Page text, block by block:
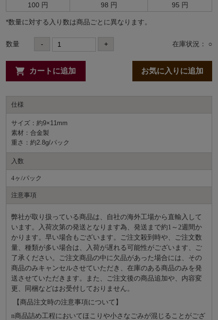
100 円
98 円 95 円
*数量に対する⼊り数は商品ごとに異なります。
数量 - + 在庫状況： ○
カートに追加 お気に入りに追加
仕様
サイズ：約9×11mm
素材：合金製
重さ：約2.8g/パック
入数
4ヶ/パック
注意事項
弊社が取り扱っている商品は、自社の海外工場から直輸入して
います。入荷次第の発送となります為、発送まで約1～2週間か
かります。早い場合もございます。ご注文殺到時や、ご注文数
量、種類が多い場合は、入荷が遅れる可能性がございます、ご
了承ください。ご注文商品の中に欠品があった場合には、その
商品のみキャンセルさせていただき、在庫のある商品のみを発
送させていただきます。また、ご注文後の商品追加や、内容変
更、同梱などはお受付しておりません。
【商品注文時の注意事項について】
n商品詰め⼯程においてほこりや⼩さなごみが混じることがござ